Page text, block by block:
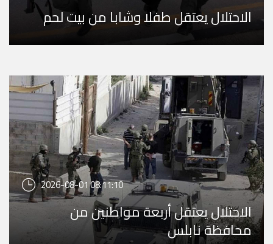
الاحتلال يعتقل طفلا وشابا من بيت لحم
2026-08-01 08:11:10
الاحتلال يعتقل أربعة مواطنين من
محافظة نابلس